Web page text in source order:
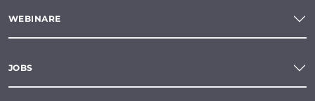
WEBINARE
JOBS